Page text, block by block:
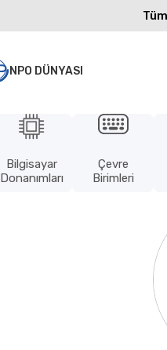
NPO DÜNYASI
Bilgisayar
Donanımları
Çevre
Birimleri